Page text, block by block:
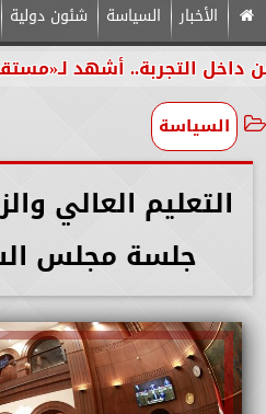
الأخبار السياسة شئون دولية
أشهد لـ«مستقبل مصر»
السياسة
التعليم العالي
جلسة مجلس